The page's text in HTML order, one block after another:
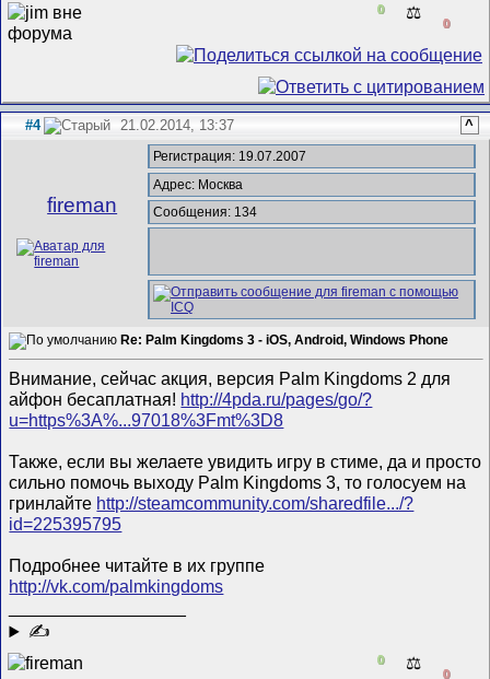
0 ⚖️
0
#4 21.02.2014, 13:37 ^
fireman
Регистрация: 19.07.2007
Адрес: Москва
Сообщения: 134
Re: Palm Kingdoms 3 - iOS, Android, Windows Phone
Внимание, сейчас акция, версия Palm Kingdoms 2 для
айфон бесаплатная! http://4pda.ru/pages/go/?
u=https%3A%...97018%3Fmt%3D8
Также, если вы желаете увидить игру в стиме, да и просто
сильно помочь выходу Palm Kingdoms 3, то голосуем на
гринлайте http://steamcommunity.com/sharedfile.../?
id=225395795
Подробнее читайте в их группе
http://vk.com/palmkingdoms
✍
0 ⚖️
0